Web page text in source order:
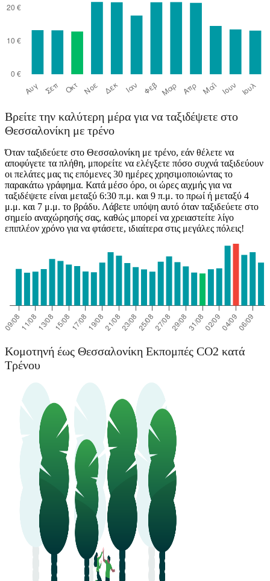
Βρείτε την καλύτερη μέρα για να ταξιδέψετε στο
Θεσσαλονίκη με τρένο
Όταν ταξιδεύετε στο Θεσσαλονίκη με τρένο, εάν θέλετε να
αποφύγετε τα πλήθη, μπορείτε να ελέγξετε πόσο συχνά ταξιδεύουν
οι πελάτες μας τις επόμενες 30 ημέρες χρησιμοποιώντας το
παρακάτω γράφημα. Κατά μέσο όρο, οι ώρες αιχμής για να
ταξιδέψετε είναι μεταξύ 6:30 π.μ. και 9 π.μ. το πρωί ή μεταξύ 4
μ.μ. και 7 μ.μ. το βράδυ. Λάβετε υπόψη αυτό όταν ταξιδεύετε στο
σημείο αναχώρησής σας, καθώς μπορεί να χρειαστείτε λίγο
επιπλέον χρόνο για να φτάσετε, ιδιαίτερα στις μεγάλες πόλεις!
Κομοτηνή έως Θεσσαλονίκη Εκπομπές CO2 κατά
Τρένου